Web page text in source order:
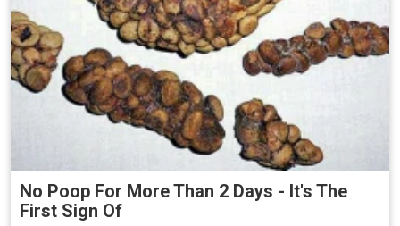
No Poop For More Than 2 Days - It's The
First Sign Of